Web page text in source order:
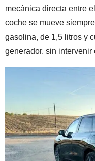
mecánica directa entre
coche se mueve
gasolina, de 1,5 litros y
generador, sin intervenir